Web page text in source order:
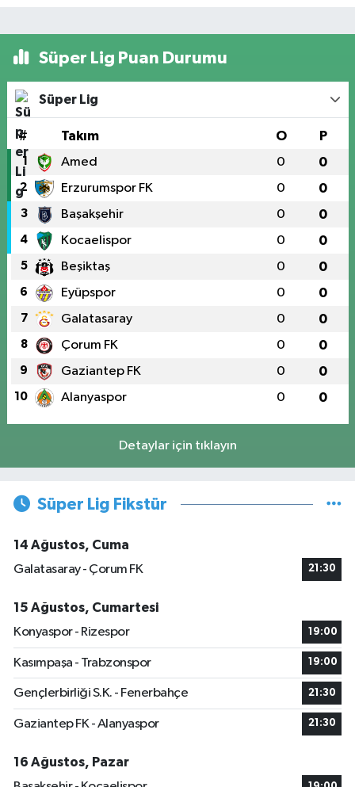
Süper Lig Puan Durumu
Süper Lig
# Takım O P
1 Amed 0 0
2 Erzurumspor FK 0 0
3 Başakşehir 0 0
4 Kocaelispor 0 0
5 Beşiktaş 0 0
6 Eyüpspor 0 0
7 Galatasaray 0 0
8 Çorum FK 0 0
9 Gaziantep FK 0 0
10 Alanyaspor 0 0
Detaylar için tıklayın
Süper Lig Fikstür
14 Ağustos, Cuma
Galatasaray - Çorum FK
21:30
15 Ağustos, Cumartesi
Konyaspor - Rizespor
19:00
Kasımpaşa - Trabzonspor 19:00
Gençlerbirliği S.K. - Fenerbahçe 21:30
Gaziantep FK - Alanyaspor 21:30
16 Ağustos, Pazar